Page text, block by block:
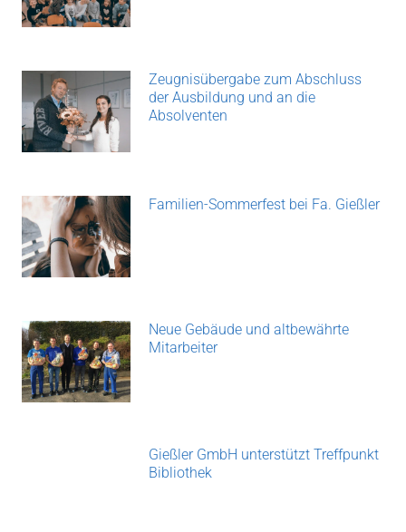
Zeugnisübergabe zum Abschluss
der Ausbildung und an die
Absolventen
Familien-Sommerfest bei Fa. Gießler
Neue Gebäude und altbewährte
Mitarbeiter
Gießler GmbH unterstützt Treffpunkt
Bibliothek